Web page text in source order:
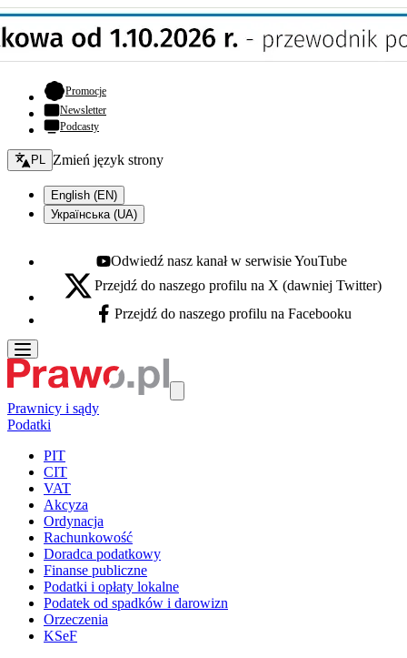
Promocje- otwiera się w nowej karcie
Newsletter
Podcasty
Zmień język - bieżący:
PL Zmień język strony
English (EN)
Українська (UA)
Youtube - otwiera się w nowej karcie
Odwiedź nasz kanał w serwisie YouTube
X - otwiera się w nowej karcie
Przejdź do naszego profilu na X (dawniej Twitter)
Facebook - otwiera się w nowej karcie
Przejdź do naszego profilu na Facebooku
Prawnicy i sądy
Podatki
PIT
CIT
VAT
Akcyza
Ordynacja
Rachunkowość
Doradca podatkowy
Finanse publiczne
Podatki i opłaty lokalne
Podatek od spadków i darowizn
Orzeczenia
KSeF